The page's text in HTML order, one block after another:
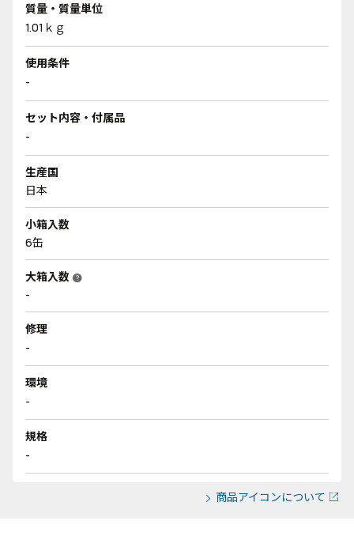
質量・質量単位
1.01ｋｇ
使用条件
-
セット内容・付属品
-
生産国
日本
小箱入数
6缶
大箱入数 help
-
修理
-
環境
-
規格
-
商品アイコンについて